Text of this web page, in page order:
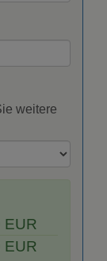
weitere
EUR
EUR